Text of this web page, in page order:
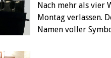
Nach mehr als vier
Montag verlassen.
Namen voller